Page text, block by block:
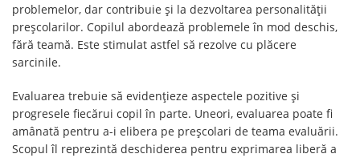
problemelor, dar contribuie și la dezvoltarea personalității
preșcolarilor. Copilul abordează problemele în mod deschis,
fără teamă. Este stimulat astfel să rezolve cu plăcere
sarcinile.
Evaluarea trebuie să evidențieze aspectele pozitive și
progresele fiecărui copil în parte. Uneori, evaluarea poate fi
amânată pentru a-i elibera pe preșcolari de teama evaluării.
Scopul îl reprezintă deschiderea pentru exprimarea liberă a